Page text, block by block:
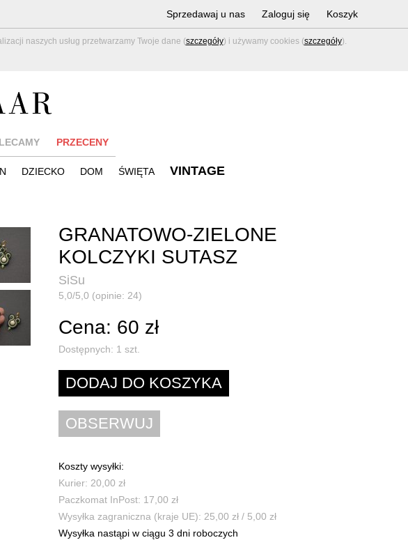
naszych usług przetwarzamy Twoje dane (szczegóły) i używamy cookies (szczegóły).
Sprzedawaj u nas Zaloguj się Koszyk
PRZECENY
DZIECKO DOM ŚWIĘTA VINTAGE
GRANATOWO-ZIELONE
KOLCZYKI SUTASZ
SiSu
5,0/5,0 (opinie: 24)
Cena: 60 zł
Dostępnych: 1 szt.
Koszty wysyłki:
Kurier: 20,00 zł
Paczkomat InPost: 17,00 zł
Wysyłka zagraniczna (kraje UE): 25,00 zł / 5,00 zł
Wysyłka nastąpi w ciągu 3 dni roboczych